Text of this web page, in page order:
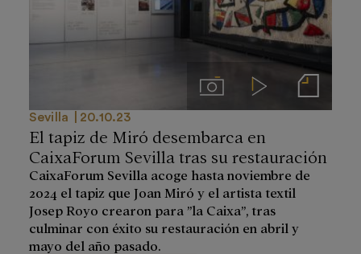
ImágenesVideos Notas de prensa
Sevilla 20.10.23
El tapiz de Miró desembarca en
CaixaForum Sevilla tras su restauración
CaixaForum Sevilla acoge hasta noviembre de
2024 el tapiz que Joan Miró y el artista textil
Josep Royo crearon para ”la Caixa”, tras
culminar con éxito su restauración en abril y
mayo del año pasado.